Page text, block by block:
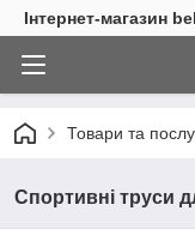
Інтернет-магазин
Товари та
Спортивні труси